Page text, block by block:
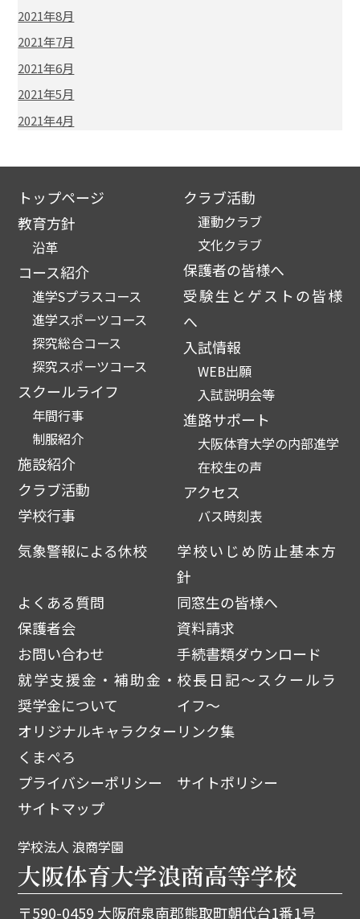
2021年8月
2021年7月
2021年6月
2021年5月
2021年4月
トップページ
教育方針
沿革
コース紹介
進学Sプラスコース
進学スポーツコース
探究総合コース
探究スポーツコース
スクールライフ
年間行事
制服紹介
施設紹介
クラブ活動
学校行事
クラブ活動
運動クラブ
文化クラブ
保護者の皆様へ
受験生とゲストの皆様
へ
入試情報
WEB出願
入試説明会等
進路サポート
大阪体育大学の内部進学
在校生の声
アクセス
バス時刻表
気象警報による休校
学校いじめ防止基本方
針
よくある質問
同窓生の皆様へ
保護者会
資料請求
お問い合わせ
手続書類ダウンロード
就学支援金・補助金・
奨学金について
校長日記～スクールラ
イフ～
オリジナルキャラクター
くまぺろ
リンク集
プライバシーポリシー
サイトポリシー
サイトマップ
学校法人 浪商学園
大阪体育大学浪商高等学校
〒590-0459 大阪府泉南郡熊取町朝代台1番1号